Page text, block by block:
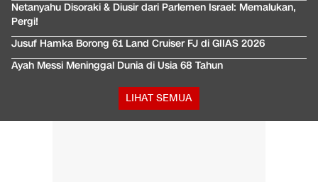
Netanyahu Disoraki & Diusir dari Parlemen Israel: Memalukan,
Pergi!
Jusuf Hamka Borong 61 Land Cruiser FJ di GIIAS 2026
Ayah Messi Meninggal Dunia di Usia 68 Tahun
LIHAT SEMUA